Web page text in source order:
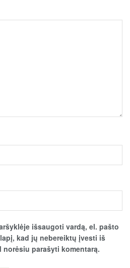
išsaugoti vardą, el. pašto
kad jų nebereiktų įvesti iš
parašyti komentarą.